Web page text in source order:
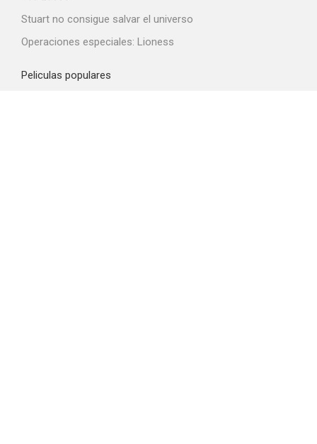
Stuart no consigue salvar el universo
Operaciones especiales: Lioness
Peliculas populares